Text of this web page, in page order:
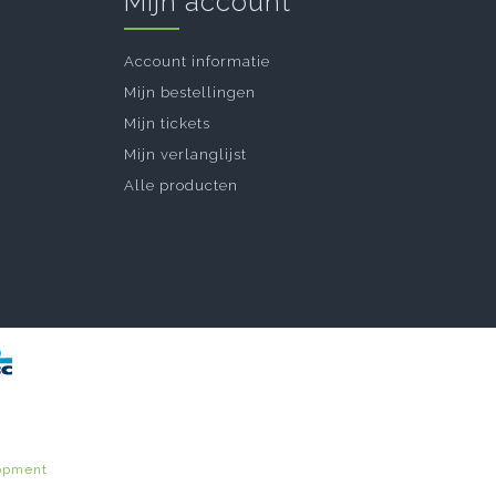
Account informatie
Mijn bestellingen
Mijn tickets
Mijn verlanglijst
Alle producten